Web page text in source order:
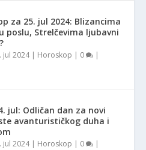
za 25. jul 2024: Blizancima
poslu, Strelčevima ljubavni
jul 2024| Horoskop | 0 |
jul: Odličan dan za novi
avanturističkog duha i
jul 2024| Horoskop | 0 |